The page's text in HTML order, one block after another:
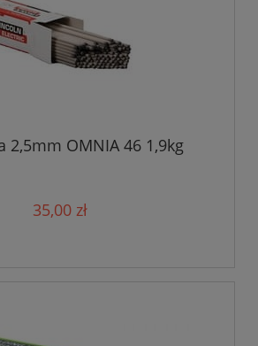
2,5mm OMNIA 46 1,9kg
35,00 zł